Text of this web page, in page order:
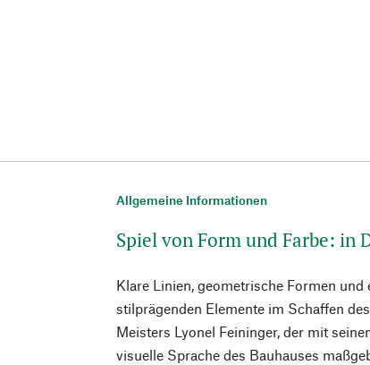
Allgemeine Informationen
Spiel von Form und Farbe: in
Klare Linien, geometrische Formen
stilprägenden Elemente im Schaffen
Meisters Lyonel Feininger, der mit
visuelle Sprache des Bauhauses